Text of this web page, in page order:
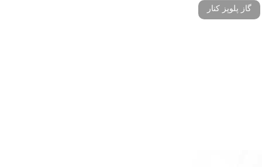
گاز پلوپز کنار